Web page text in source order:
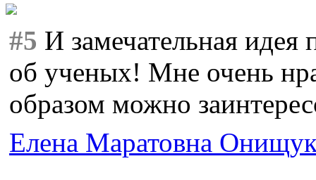
#5 И замечательная
об ученых! Мне очень
образом можно
Елена Маратовна